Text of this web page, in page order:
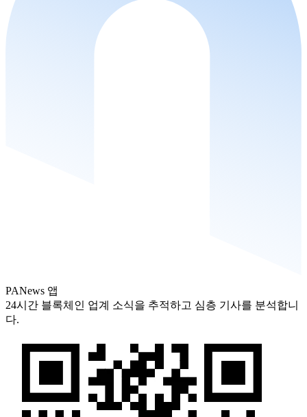
PANews 앱
24시간 블록체인 업계 소식을 추적하고 심층 기사를 분석합니
다.